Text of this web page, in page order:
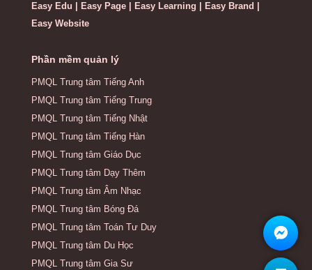
Easy Edu | Easy Page | Easy Learning | Easy Brand |
Easy Website
Phần mềm quản lý
PMQL Trung tâm Tiếng Anh
PMQL Trung tâm Tiếng Trung
PMQL Trung tâm Tiếng Nhật
PMQL Trung tâm Tiếng Hàn
PMQL Trung tâm Giáo Dục
PMQL Trung tâm Dạy Thêm
PMQL Trung tâm Âm Nhạc
PMQL Trung tâm Bóng Đá
PMQL Trung tâm Toán Tư Duy
PMQL Trung tâm Du Học
PMQL Trung tâm Gia Sư